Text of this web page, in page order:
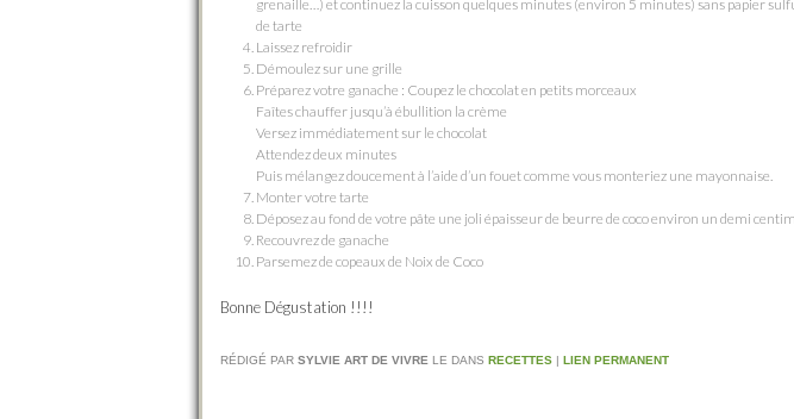
grenaille…) et continuez la cuisson quelques minutes (environ 5 minutes) sans papier
de tarte
Laissez refroidir
Démoulez sur une grille
Préparez votre ganache : Coupez le chocolat en petits morceaux
Faîtes chauffer jusqu’à ébullition la crème
Versez immédiatement sur le chocolat
Attendez deux minutes
Puis mélangez doucement à l’aide d’un fouet comme vous monteriez une mayonnaise.
Monter votre tarte
Déposez au fond de votre pâte une joli épaisseur de beurre de coco environ un demi
Recouvrez de ganache
Parsemez de copeaux de Noix de Coco
Bonne Dégustation !!!!
RÉDIGÉ PAR SYLVIE ART DE VIVRE LE DANS RECETTES | LIEN PERMANENT